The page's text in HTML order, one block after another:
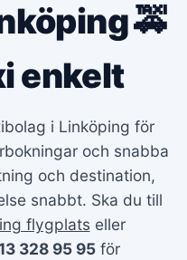
🚕
enkelt
i Linköping för
och snabba
och destination,
snabbt. Ska du till
flygplats eller
328 95 95för